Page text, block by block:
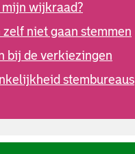
mijn wijkraad?
niet gaan stemmen
bij de verkiezingen
stembureaus